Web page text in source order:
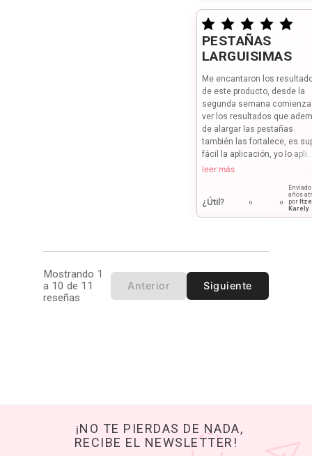
PESTAÑAS
LARGUISIMAS
Me encantaron los
de este producto, desde la
segunda semana
ver los resultados que
de alargar las pestañas
también las fortalece, es
fácil la aplicación, yo lo
leer más
¿Útil? 0 0
Enviado
años
por
Karely
Mostrando 1
a 10 de 11
reseñas
Anterior Siguiente
¡NO TE PIERDAS DE NADA,
RECIBE EL NEWSLETTER!